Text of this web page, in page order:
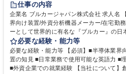
仕事の内容
企業名 ブルカージャパン株式会社 求人名 【分析機器セールス】半導体業
界向け装置/外資分析機器メーカー/在宅勤務可 仕事の内容 分析機器メ
ーとして世界的に有名な『ブルカー』の日
け装置（AFM、X線、3D光学測定器、ナノ
をご担当いただきます。 【担当製品】AFM、X線、3D光学測定器、ナノ
メカニカルツールなど 募集職種 【分析機器セールス】半導体業界向け装
置/外資分析機器メーカー/在宅勤務可
必要な経験・能力等
必要な経験・能力等 【必須】■半導体業界
置の知見 ■日常業務で使用可能な英語力 ■
■外資企業での就業経験 【当社について】創業以来、人類の生活の質を向